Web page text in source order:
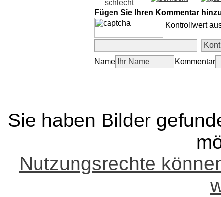
Fügen Sie Ihren Kommentar
Kontrollwert
Name Kommentar
Sie haben Bilder
Nutzungsrechte